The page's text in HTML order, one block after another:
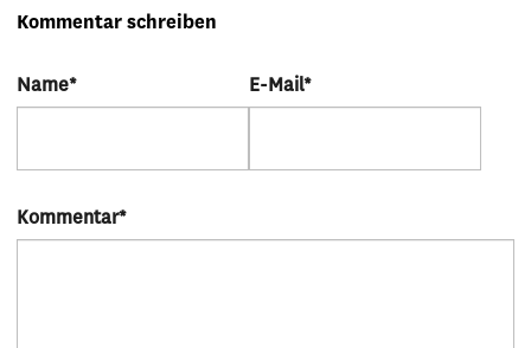
Kommentar schreiben
Name* E-Mail*
Kommentar*